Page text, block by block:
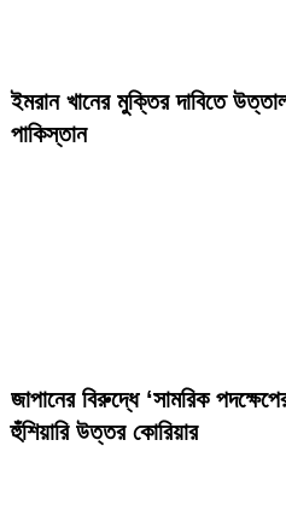
ইমরান খানের মুক্তির দাবিতে
পাকিস্তান
জাপানের বিরুদ্ধে ‘সামরিক
হুঁশিয়ারি উত্তর কোরিয়ার